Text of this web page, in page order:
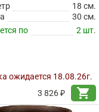
18 см.
30 см.
по
2 шт.
ожидается 18.08.26г.
3 826 ₽
shopping_cart